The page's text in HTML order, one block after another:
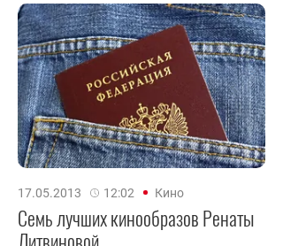
17.05.2013 12:02 Кино
Семь лучших кинообразов Ренаты